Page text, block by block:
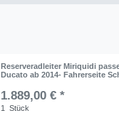
Reserveradleiter Miriquidi
Ducato ab 2014- Fahrerseite
1.889,00 € *
1 Stück